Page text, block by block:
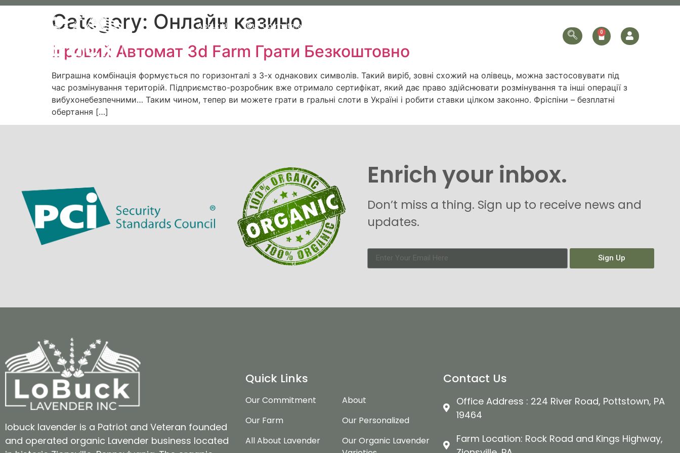
About Us Our Commitment
Category: Oнлайн казино
Ігровий Автомат 3d Farm Грати Безкоштовно
Виграшна комбінація формується по горизонталі з 3-х однакових символів. Такий виріб, зовні схожий на олівець, можна застосовувати під
час розмінування територій. Підприємство-розробник вже отримало сертифікат, який дає право здійснювати розмінування та інші операції з
вибухонебезпечними… Таким чином, тепер ви можете грати в гральні слоти в Україні і робити ставки цілком законно. Фріспіни – безплатні
обертання […]
Enrich your inbox.
Don’t miss a thing. Sign up to receive news and
updates.
Sign Up
lobuck lavender is a Patriot and Veteran founded
and operated organic Lavender business located
Quick Links
Our Commitment
Our Farm
All About Lavender
About
Our Personalized
Our Organic Lavender
Contact Us
Office Address : 224 River Road, Pottstown, PA
19464
Farm Location: Rock Road and Kings Highway,